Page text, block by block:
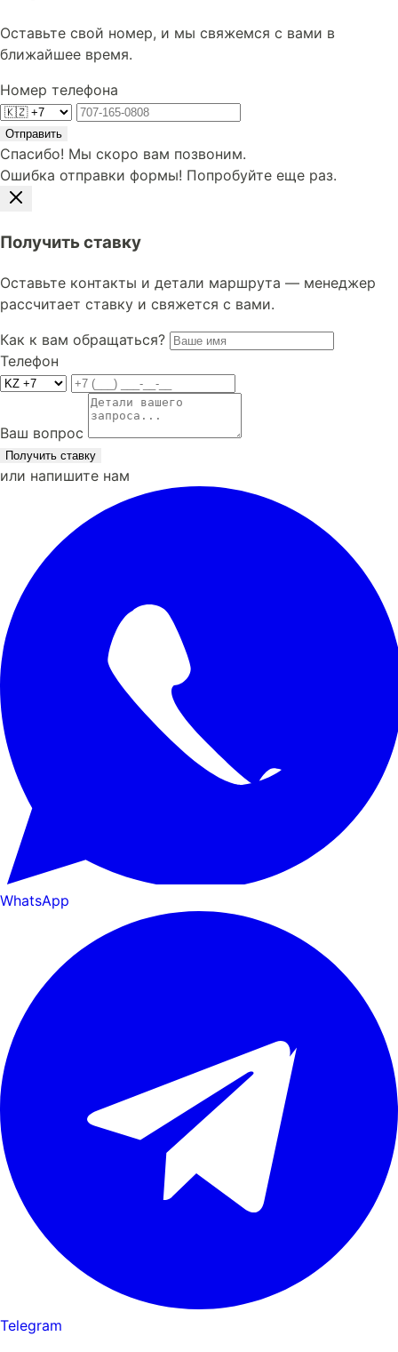
Оставьте свой номер, и мы свяжемся с вами в
ближайшее время.
Номер телефона
Отправить
Спасибо! Мы скоро вам позвоним.
Ошибка отправки формы! Попробуйте еще раз.
Получить ставку
Оставьте контакты и детали маршрута — менеджер
рассчитает ставку и свяжется с вами.
Как к вам обращаться?
Телефон
Ваш вопрос
Получить ставку
или напишите нам
WhatsApp
Telegram